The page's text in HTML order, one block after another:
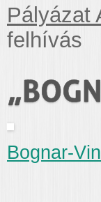
Pályázat
felhívás
Bognar-